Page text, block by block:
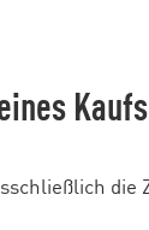
die